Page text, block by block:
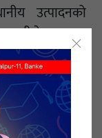
उत्पादनको
शाहीले बताए ।
सीताराम
लोक दोहोरी
मल्लले आ-